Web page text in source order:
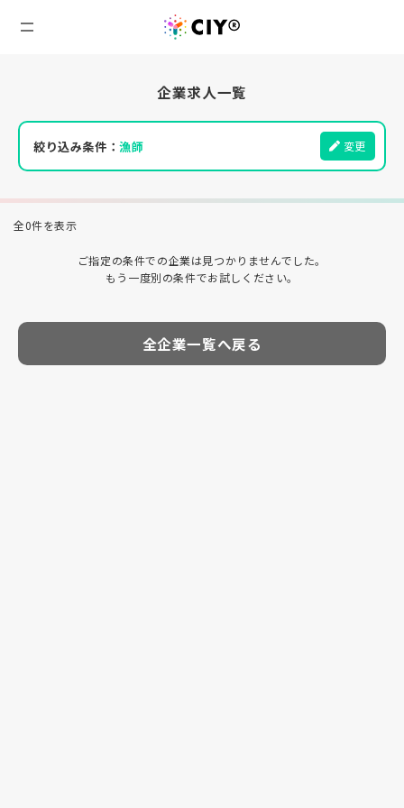
企業求人一覧
絞り込み条件：漁師 変更
全0件を表示
ご指定の条件での企業は見つかりませんでした。
もう一度別の条件でお試しください。
全企業一覧へ戻る